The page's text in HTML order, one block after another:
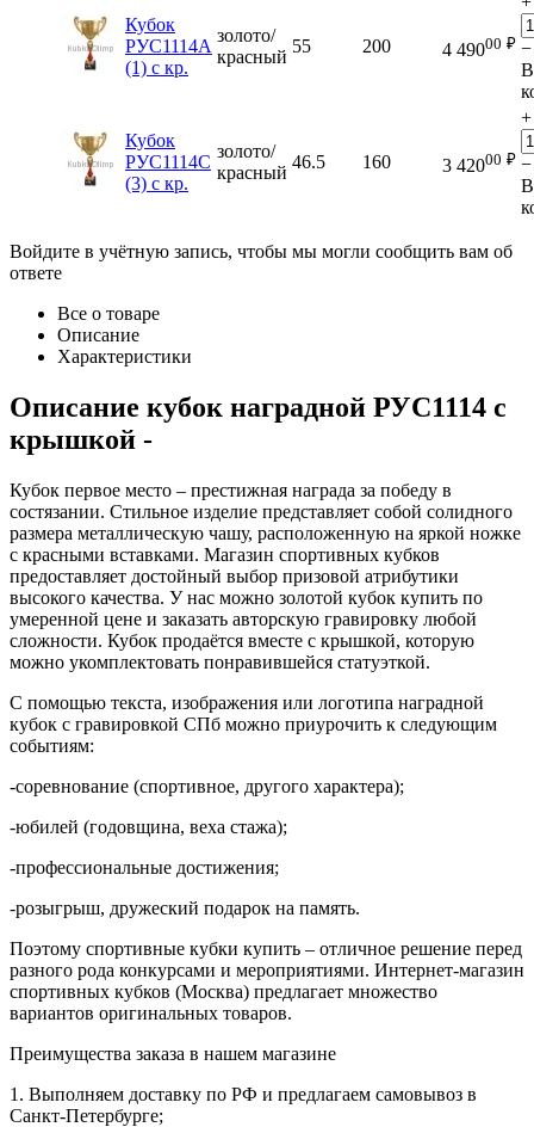
Кубок
РУС1114A
(1) с кр.
золото/
красный
55 200 4 49000 ₽ −
В
Кубок
РУС1114C
(3) с кр.
золото/
красный
46.5 160 3 42000 ₽
+
−
В
Войдите в учётную запись, чтобы мы могли сообщить вам об
ответе
Все о товаре
Описание
Характеристики
Описание кубок наградной РУС1114 с
крышкой -
Кубок первое место – престижная награда за победу в
состязании. Стильное изделие представляет собой солидного
размера металлическую чашу, расположенную на яркой ножке
с красными вставками. Магазин спортивных кубков
предоставляет достойный выбор призовой атрибутики
высокого качества. У нас можно золотой кубок купить по
умеренной цене и заказать авторскую гравировку любой
сложности. Кубок продаётся вместе с крышкой, которую
можно укомплектовать понравившейся статуэткой.
С помощью текста, изображения или логотипа наградной
кубок с гравировкой СПб можно приурочить к следующим
событиям:
-соревнование (спортивное, другого характера);
-юбилей (годовщина, веха стажа);
-профессиональные достижения;
-розыгрыш, дружеский подарок на память.
Поэтому спортивные кубки купить – отличное решение перед
разного рода конкурсами и мероприятиями. Интернет-магазин
спортивных кубков (Москва) предлагает множество
вариантов оригинальных товаров.
Преимущества заказа в нашем магазине
1. Выполняем доставку по РФ и предлагаем самовывоз в
Санкт-Петербурге;